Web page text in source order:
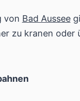
von Bad Aussee
zu kranen oder